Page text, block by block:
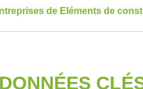
de Eléments de
DONNÉES